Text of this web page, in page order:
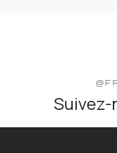
Suivez-